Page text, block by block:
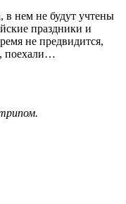
в нем не будут учтены
праздники и
не предвидится,
поехали…